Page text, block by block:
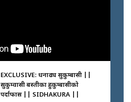
कस्तो छ नागढुङ्गा सुरुङमार्ग ? ||
घरबाट निस्किएर आफ्नै घरमा आगो
लगाउन जानेलाई रोकौँः रवि लामिछाने ||
SIDHAKURA ||
EXCLUSIVE: धनाढ्य सुकुम्बासी ||
सुकुम्वासी बस्तीका हुकुम्बासीको
पर्दाफास || SIDHAKURA ||